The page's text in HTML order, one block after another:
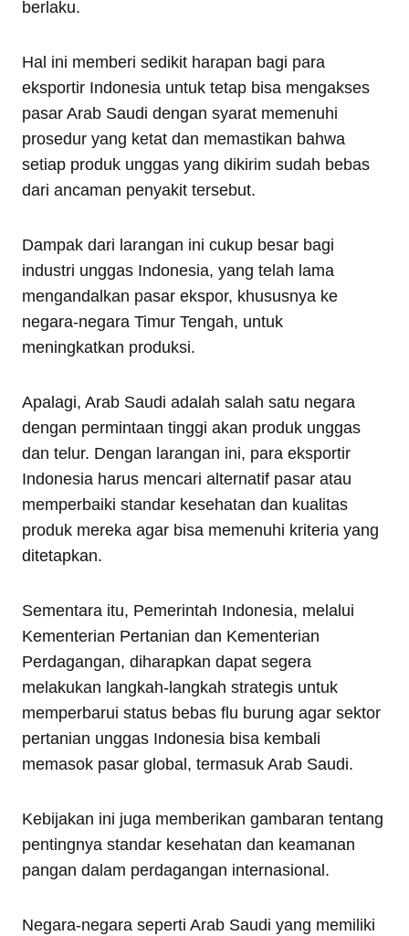
berlaku.
Hal ini memberi sedikit harapan bagi para
eksportir Indonesia untuk tetap bisa mengakses
pasar Arab Saudi dengan syarat memenuhi
prosedur yang ketat dan memastikan bahwa
setiap produk unggas yang dikirim sudah bebas
dari ancaman penyakit tersebut.
Dampak dari larangan ini cukup besar bagi
industri unggas Indonesia, yang telah lama
mengandalkan pasar ekspor, khususnya ke
negara-negara Timur Tengah, untuk
meningkatkan produksi.
Apalagi, Arab Saudi adalah salah satu negara
dengan permintaan tinggi akan produk unggas
dan telur. Dengan larangan ini, para eksportir
Indonesia harus mencari alternatif pasar atau
memperbaiki standar kesehatan dan kualitas
produk mereka agar bisa memenuhi kriteria yang
ditetapkan.
Sementara itu, Pemerintah Indonesia, melalui
Kementerian Pertanian dan Kementerian
Perdagangan, diharapkan dapat segera
melakukan langkah-langkah strategis untuk
memperbarui status bebas flu burung agar sektor
pertanian unggas Indonesia bisa kembali
memasok pasar global, termasuk Arab Saudi.
Kebijakan ini juga memberikan gambaran tentang
pentingnya standar kesehatan dan keamanan
pangan dalam perdagangan internasional.
Negara-negara seperti Arab Saudi yang memiliki